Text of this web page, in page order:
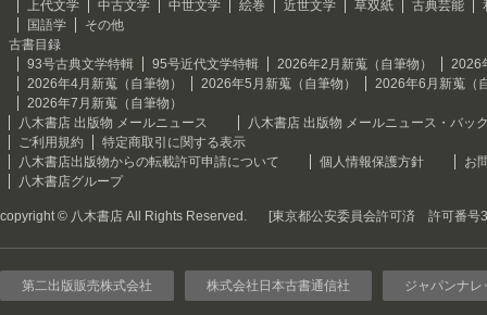
上代文学
中古文学 中世文学 絵巻 近世文学 草双紙 古典芸能
国語学
その他
古書目録
93号古典文学特輯
95号近代文学特輯 2026年2月新蒐（自筆物）
2026
2026年4月新蒐（自筆物）
2026年5月新蒐（自筆物）
2026年6月新蒐（
2026年7月新蒐（自筆物）
八木書店 出版物 メールニュース
八木書店 出版物 メールニュース・バッ
ご利用規約
特定商取引に関する表示
八木書店出版物からの転載許可申請について
個人情報保護方針
お
八木書店グループ
copyright © 八木書店 All Rights Reserved. [東京都公安委員会許可済 許可番号
第二出版販売株式会社 株式会社日本古書通信社 ジャパンナレ